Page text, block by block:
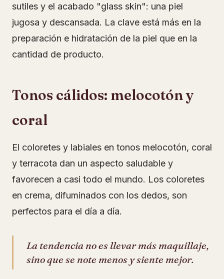
sutiles y el acabado "glass skin": una piel
jugosa y descansada. La clave está más en la
preparación e hidratación de la piel que en la
cantidad de producto.
Tonos cálidos: melocotón y
coral
El coloretes y labiales en tonos melocotón, coral
y terracota dan un aspecto saludable y
favorecen a casi todo el mundo. Los coloretes
en crema, difuminados con los dedos, son
perfectos para el día a día.
La tendencia no es llevar más maquillaje,
sino que se note menos y siente mejor.